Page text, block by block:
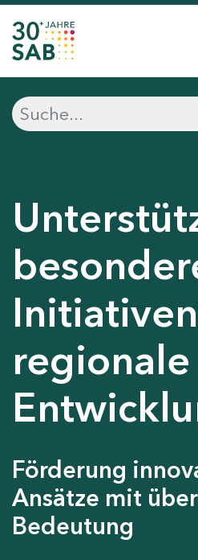
regionale
Förderung
Ansätze mit
Bedeutung